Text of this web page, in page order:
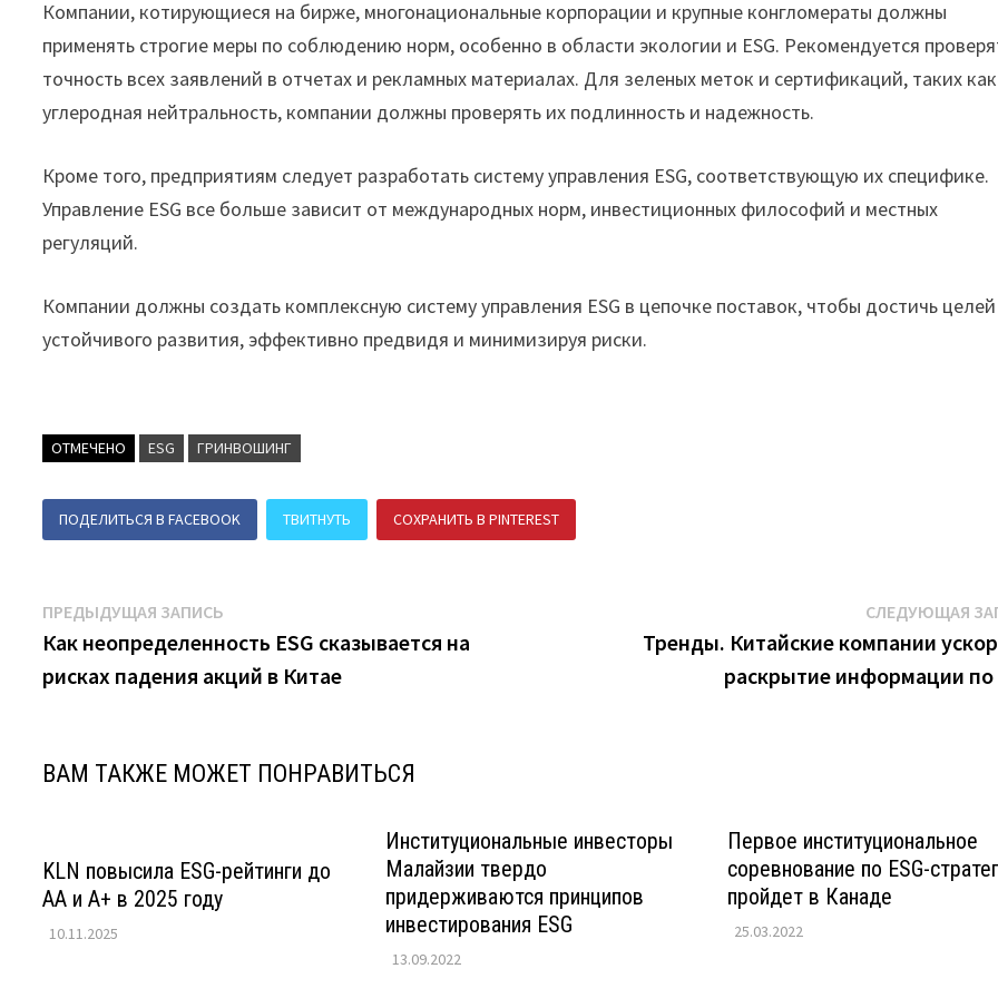
Компании, котирующиеся на бирже, многонациональные корпорации и крупные конгломераты должны
применять строгие меры по соблюдению норм, особенно в области экологии и ESG. Рекомендуется
точность всех заявлений в отчетах и рекламных материалах. Для зеленых меток и сертификаций, таких как
углеродная нейтральность, компании должны проверять их подлинность и надежность.
Кроме того, предприятиям следует разработать систему управления ESG, соответствующую их специфике.
Управление ESG все больше зависит от международных норм, инвестиционных философий и местных
регуляций.
Компании должны создать комплексную систему управления ESG в цепочке поставок, чтобы достичь целей
устойчивого развития, эффективно предвидя и минимизируя риски.
ОТМЕЧЕНО ESG ГРИНВОШИНГ
ПОДЕЛИТЬСЯ В FACEBOOK ТВИТНУТЬ СОХРАНИТЬ В PINTEREST
Навигация
по
записям
ПРЕДЫДУЩАЯ ЗАПИСЬ
запись:
Как неопределенность ESG сказывается на
рисках падения акций в Китае
СЛЕДУЮЩАЯ
Тренды. Китайские компании
раскрытие информации по
ВАМ ТАКЖЕ МОЖЕТ ПОНРАВИТЬСЯ
KLN повысила ESG-рейтинги до
AA и A+ в 2025 году
10.11.2025
Институциональные инвесторы
Малайзии твердо
придерживаются принципов
инвестирования ESG
13.09.2022
Первое институциональное
соревнование по ESG-
пройдет в Канаде
25.03.2022